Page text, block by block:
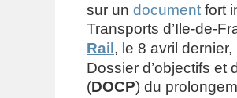
sur un document fort
Transports d’Ile-de-
Rail , le 8 avril
Dossier d’objectifs et
(DOCP) du